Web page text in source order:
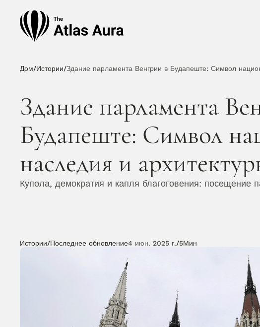
Дом/Истории/Здание парламента Венгрии в Будапеште: Символ
Здание парламента
Будапеште: Символ
наследия и
Купола, демократия и капля благоговения: посещение
Истории/Последнее обновление4 июн. 2025 г./5Мин